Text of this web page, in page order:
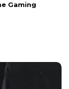
Gaming